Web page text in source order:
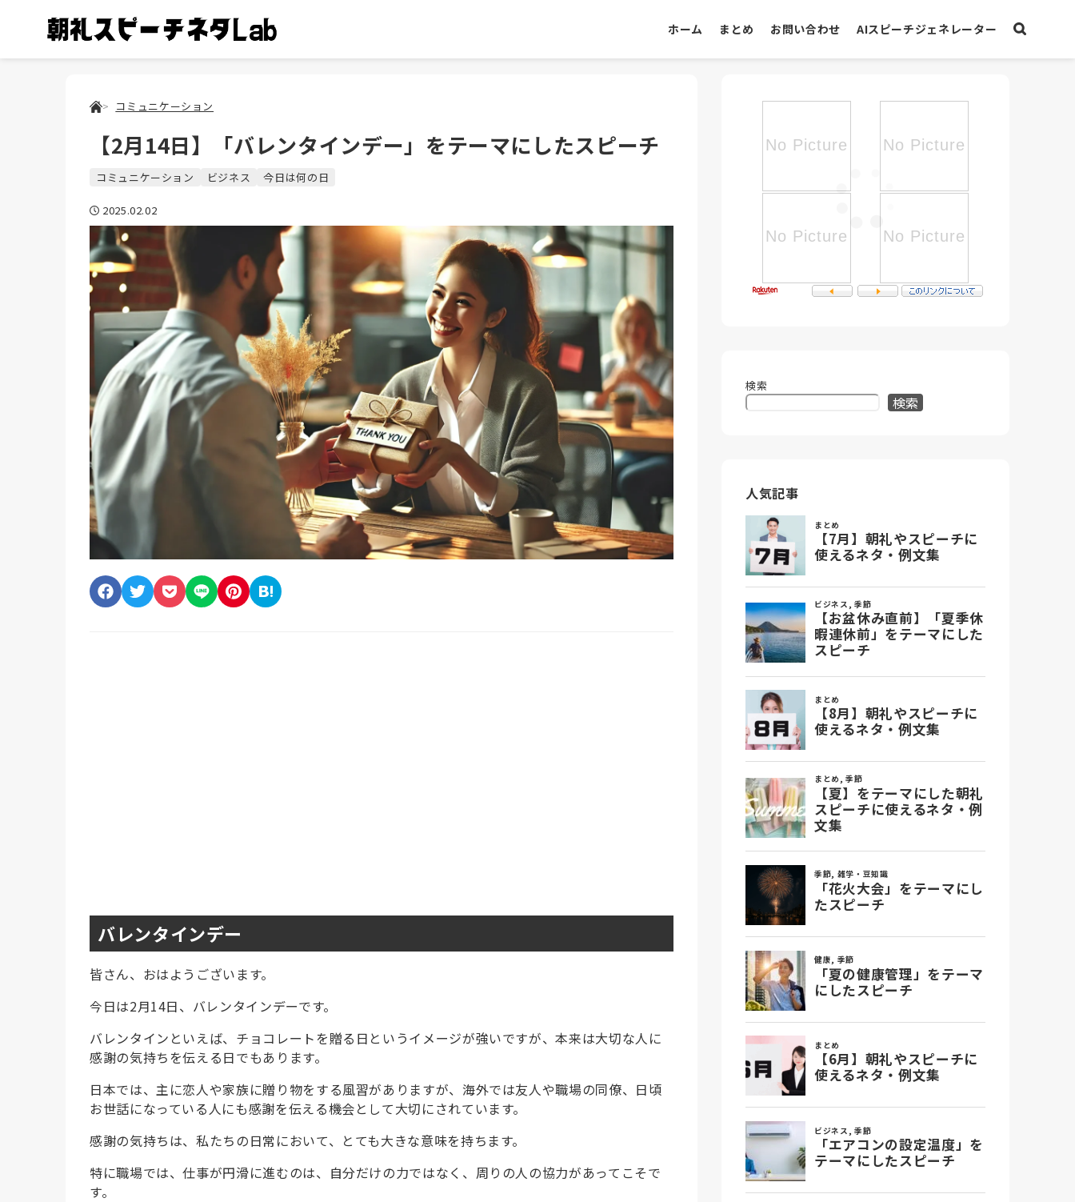
ホーム まとめ お問い合わせ AIスピーチジェネレーター
コミュニケーション
【2月14日】「バレンタインデー」をテーマにしたスピーチ
コミュニケーション ビジネス 今日は何の日
2025.02.02
バレンタインデー
皆さん、おはようございます。
今日は2月14日、バレンタインデーです。
バレンタインといえば、チョコレートを贈る日というイメージが強いですが、本来は大切な人に
感謝の気持ちを伝える日でもあります。
日本では、主に恋人や家族に贈り物をする風習がありますが、海外では友人や職場の同僚、日頃
お世話になっている人にも感謝を伝える機会として大切にされています。
感謝の気持ちは、私たちの日常において、とても大きな意味を持ちます。
特に職場では、仕事が円滑に進むのは、自分だけの力ではなく、周りの人の協力があってこそで
す。
検索
検索
人気記事